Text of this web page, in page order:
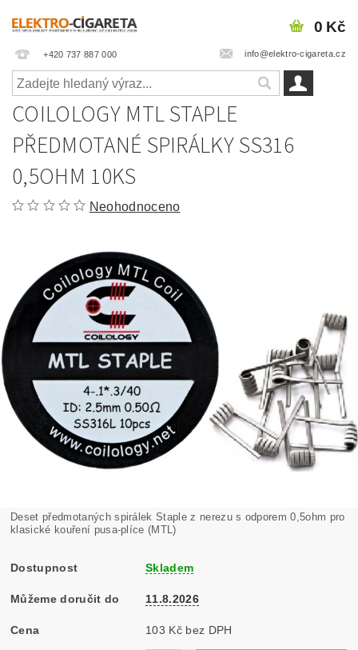
+420 737 887 000 info@elektro-cigareta.cz
0 Kč
COILOLOGY MTL STAPLE
PŘEDMOTANÉ SPIRÁLKY SS316
0,5OHM 10KS
Neohodnoceno
Deset předmotaných spirálek Staple z nerezu s odporem 0,5ohm pro
klasické kouření pusa-plíce (MTL)
Dostupnost Skladem
Můžeme doručit do 11.8.2026
Cena 103 Kč bez DPH